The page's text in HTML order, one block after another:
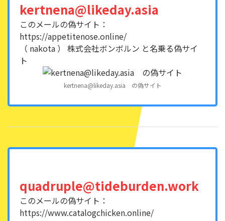
kertnena@likeday.asia
このメールの偽サイト：
https://appetitenose.online/
（ nakota ） 株式会社ボンボルン と名乗る偽サイ
ト
kertnena@likeday.asia の偽サイト
quadruple@tideburden.work
このメールの偽サイト：
https://www.catalogchicken.online/